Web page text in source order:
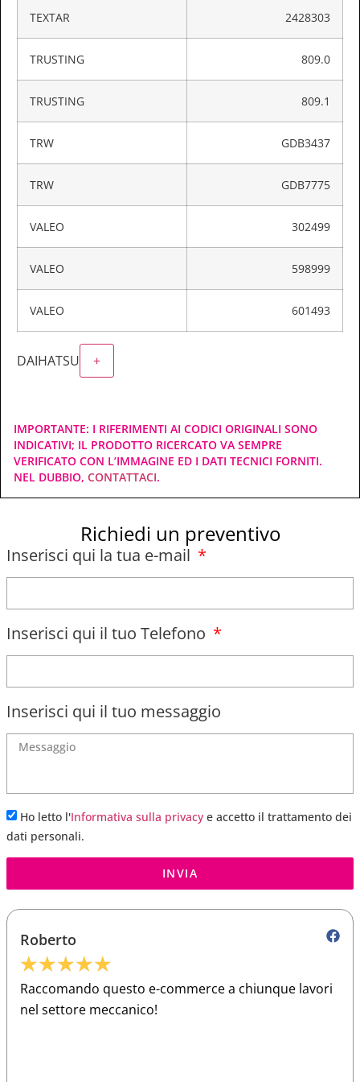
TEXTAR 2428303
TRUSTING 809.0
TRUSTING 809.1
TRW GDB3437
TRW GDB7775
VALEO 302499
VALEO 598999
VALEO 601493
DAIHATSU +
IMPORTANTE: I RIFERIMENTI AI CODICI ORIGINALI SONO
INDICATIVI; IL PRODOTTO RICERCATO VA SEMPRE
VERIFICATO CON L’IMMAGINE ED I DATI TECNICI FORNITI.
NEL DUBBIO, CONTATTACI.
Richiedi un preventivo
Inserisci qui la tua e-mail
Inserisci qui il tuo Telefono
Inserisci qui il tuo messaggio
Ho letto l'Informativa sulla privacy e accetto il trattamento dei
dati personali.
INVIA
Roberto
★★★★★
Raccomando questo e-commerce a chiunque lavori
nel settore meccanico!